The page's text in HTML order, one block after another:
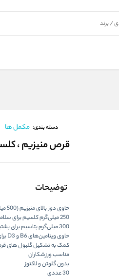
دسته بندی: مکمل ها
قرص منیزیم ،
توضیحات
حاوی دوز بالای منیزیم (500 میلی‌گرم) برای بهبود عملکرد عضلانی و تعادل الکترولیت‌ها
250 میلی‌گرم کلسیم برای سلامت استخوان‌ها و دندان‌ها
300 میلی‌گرم پتاسیم برای پشتیبانی از عملکرد عصبی و عضلانی و کنترل فشار خون
حاوی ویتامین‌های B6 و D3 برای افزایش جذب مواد معدنی و تقویت سیستم ایمنی
کمک به تشکیل گلبول های
مناسب ورزشکاران
بدون گلوتن و لاکتوز
30 عددی